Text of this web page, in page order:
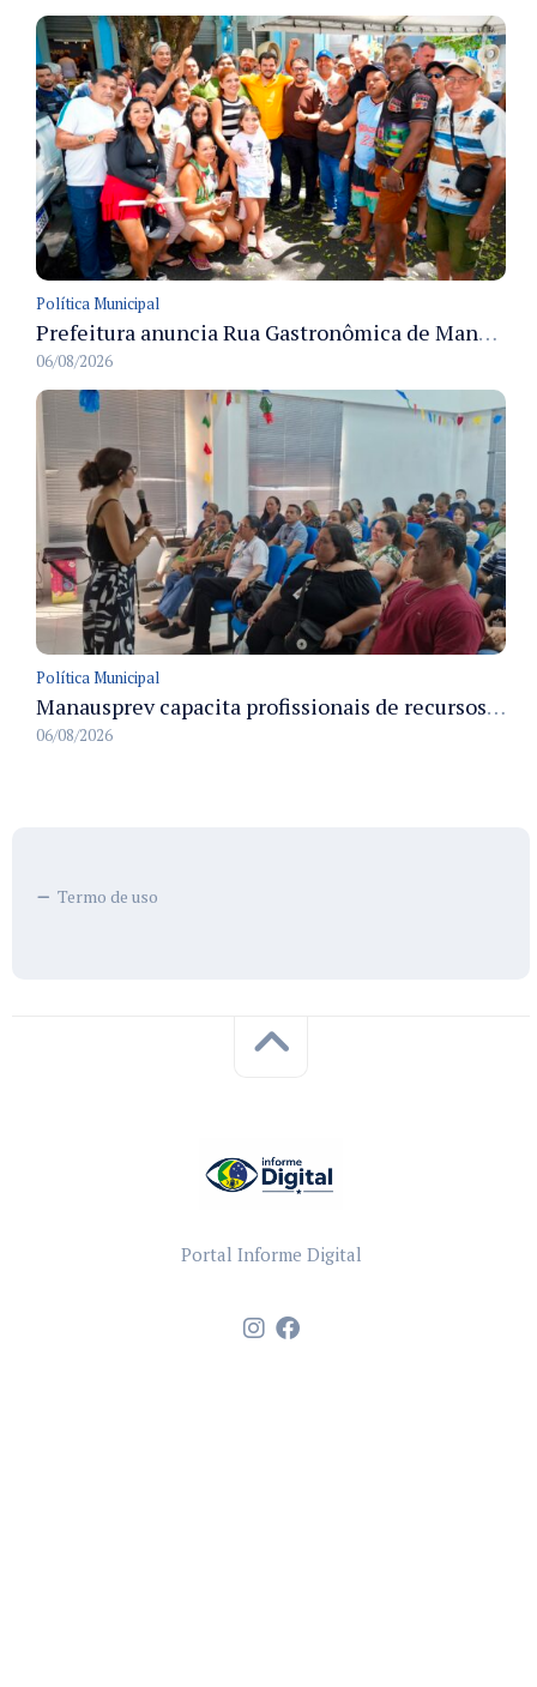
Política Municipal
Prefeitura anuncia Rua Gastronômica de Manaus e garante alternativas para 54 ambulantes cadastrados
06/08/2026
Política Municipal
Manausprev capacita profissionais de recursos humanos para agilizar concessão de aposentadorias no município
06/08/2026
Termo de uso
Portal Informe Digital